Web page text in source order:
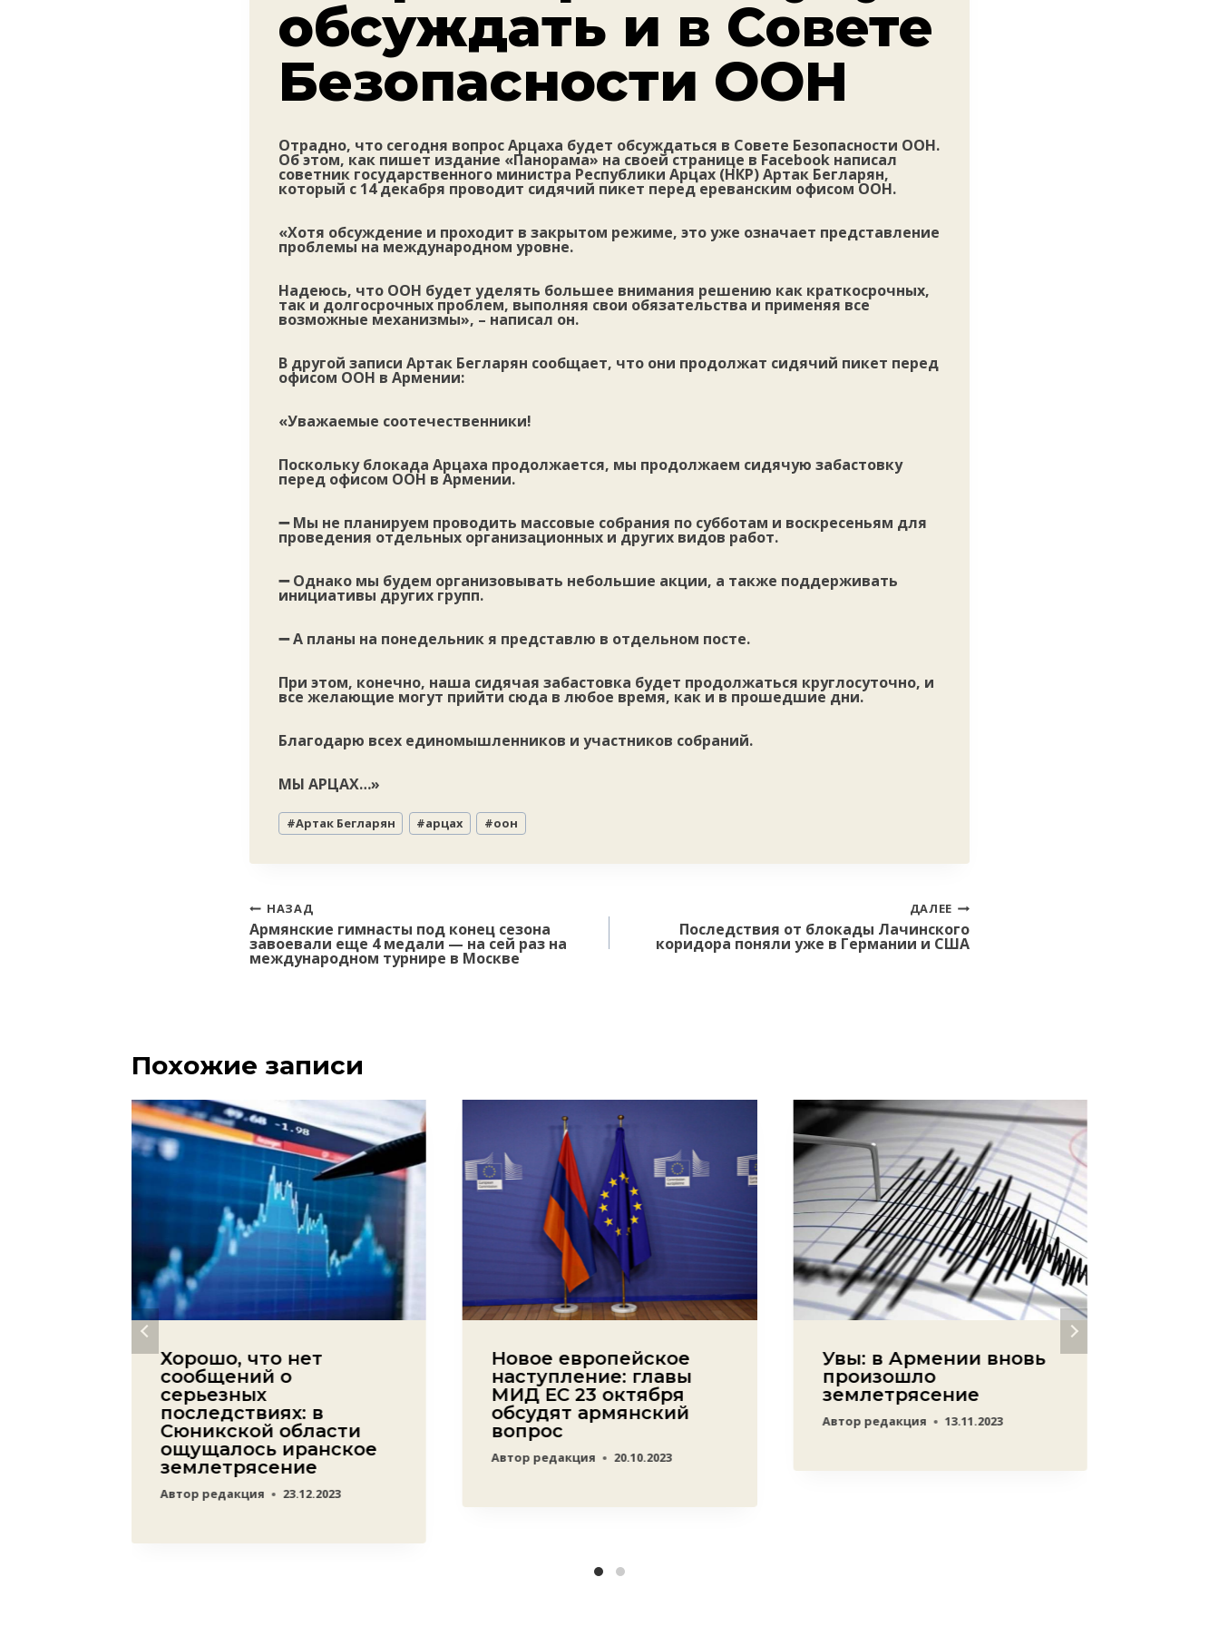
обсуждать и в Совете
Безопасности ООН
Отрадно, что сегодня вопрос Арцаха будет обсуждаться в Совете Безопасности ООН.
Об этом, как пишет издание «Панорама» на своей странице в Facebook написал
советник государственного министра Республики Арцах (НКР) Артак Бегларян,
который с 14 декабря проводит сидячий пикет перед ереванским офисом ООН.
«Хотя обсуждение и проходит в закрытом режиме, это уже означает представление
проблемы на международном уровне.
Надеюсь, что ООН будет уделять большее внимания решению как краткосрочных,
так и долгосрочных проблем, выполняя свои обязательства и применяя все
возможные механизмы», – написал он.
В другой записи Артак Бегларян сообщает, что они продолжат сидячий пикет перед
офисом ООН в Армении:
«Уважаемые соотечественники!
Поскольку блокада Арцаха продолжается, мы продолжаем сидячую забастовку
перед офисом ООН в Армении.
➖ Мы не планируем проводить массовые собрания по субботам и воскресеньям для
проведения отдельных организационных и других видов работ.
➖ Однако мы будем организовывать небольшие акции, а также поддерживать
инициативы других групп.
➖ А планы на понедельник я представлю в отдельном посте.
При этом, конечно, наша сидячая забастовка будет продолжаться круглосуточно, и
все желающие могут прийти сюда в любое время, как и в прошедшие дни.
Благодарю всех единомышленников и участников собраний.
МЫ АРЦАХ…»
Метки
записи:
#Артак Бегларян #арцах #оон
Навигация
по
записям
НАЗАД
Армянские гимнасты под конец сезона
завоевали еще 4 медали — на сей раз на
международном турнире в Москве
ДАЛЕЕ
Последствия от блокады Лачинского
коридора поняли уже в Германии и США
Похожие записи
Хорошо, что нет
сообщений о
серьезных
последствиях: в
Сюникской области
ощущалось иранское
землетрясение
Автор редакция 23.12.2023
Новое европейское
наступление: главы
МИД ЕС 23 октября
обсудят армянский
вопрос
Автор редакция 20.10.2023
Увы: в Армении вновь
произошло
землетрясение
Автор редакция 13.11.2023